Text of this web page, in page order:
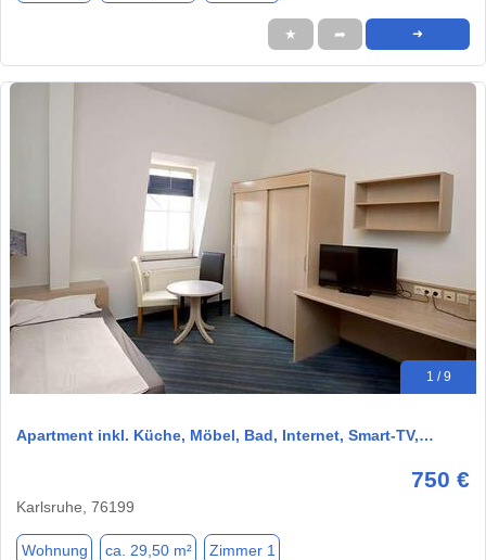
★ ➦ ➜
1 / 9
Apartment inkl. Küche, Möbel, Bad, Internet, Smart-TV,…
750 €
Karlsruhe, 76199
Wohnung ca. 29,50 m² Zimmer 1